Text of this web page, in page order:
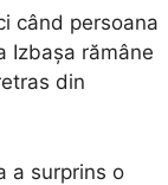
când persoana
Izbașa rămâne
din
a surprins o